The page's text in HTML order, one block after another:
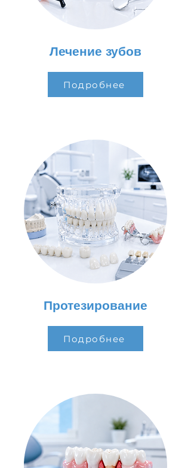
Лечение зубов
Подробнее
Протезирование
Подробнее